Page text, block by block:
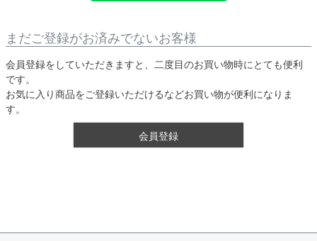
まだご登録がお済みでないお客様
会員登録をしていただきますと、二度目のお買い物時にとても便利
です。
お気に入り商品をご登録いただけるなどお買い物が便利になりま
す。
会員登録